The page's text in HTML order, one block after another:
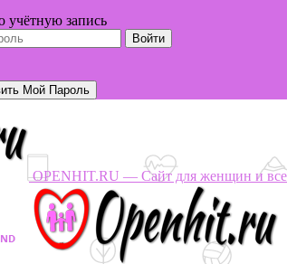
учётную запись
OPENHIT.RU — Сайт для женщин и